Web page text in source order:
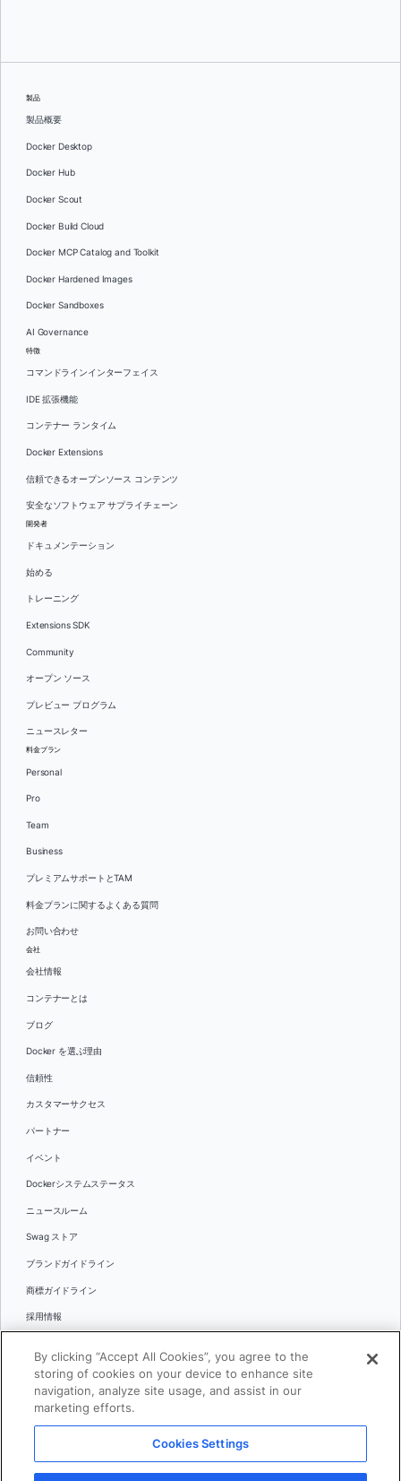
製品
製品概要
Docker Desktop
Docker Hub
Docker Scout
Docker Build Cloud
Docker MCP Catalog and Toolkit
Docker Hardened Images
Docker Sandboxes
AI Governance
特徴
コマンドラインインターフェイス
IDE 拡張機能
コンテナー ランタイム
Docker Extensions
信頼できるオープンソース コンテンツ
安全なソフトウェア サプライチェーン
開発者
ドキュメンテーション
始める
トレーニング
Extensions SDK
Community
オープン ソース
プレビュー プログラム
ニュースレター
料金プラン
Personal
Pro
Team
Business
プレミアムサポートとTAM
料金プランに関するよくある質問
お問い合わせ
会社
会社情報
コンテナーとは
ブログ
Docker を選ぶ理由
信頼性
カスタマーサクセス
パートナー
イベント
Dockerシステムステータス
ニュースルーム
Swag ストア
ブランドガイドライン
商標ガイドライン
採用情報
言語
日本語
© 2026 Docker Inc.全著作権所有
By clicking “Accept All Cookies”, you agree to the
storing of cookies on your device to enhance site
navigation, analyze site usage, and assist in our
marketing efforts.
Cookies Settings